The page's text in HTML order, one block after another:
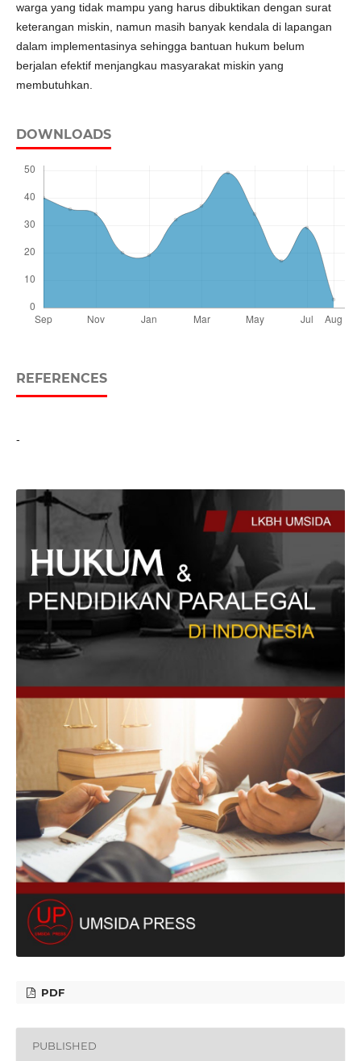
warga yang tidak mampu yang harus dibuktikan dengan surat
keterangan miskin, namun masih banyak kendala di lapangan
dalam implementasinya sehingga bantuan hukum belum
berjalan efektif menjangkau masyarakat miskin yang
membutuhkan.
DOWNLOADS
REFERENCES
-
PDF
PUBLISHED